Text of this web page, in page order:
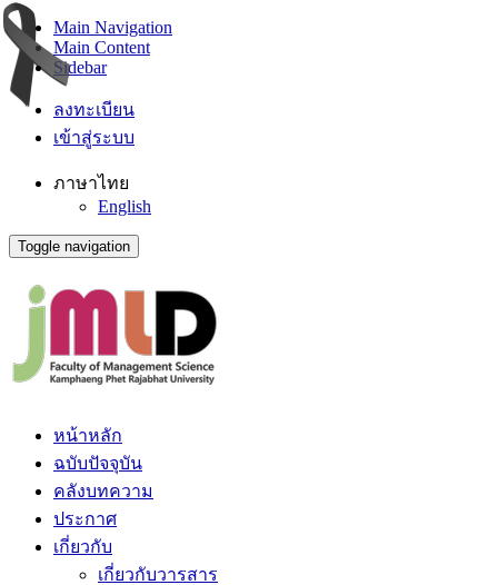
Main Navigation
Main Content
Sidebar
ลงทะเบียน
เข้าสู่ระบบ
ภาษาไทย
English
Toggle navigation
หน้าหลัก
ฉบับปัจจุบัน
คลังบทความ
ประกาศ
เกี่ยวกับ
เกี่ยวกับวารสาร